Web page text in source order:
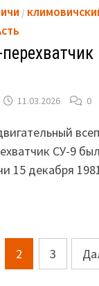
/
11.03.2026 0
СУ-9
15 декабря
2 3